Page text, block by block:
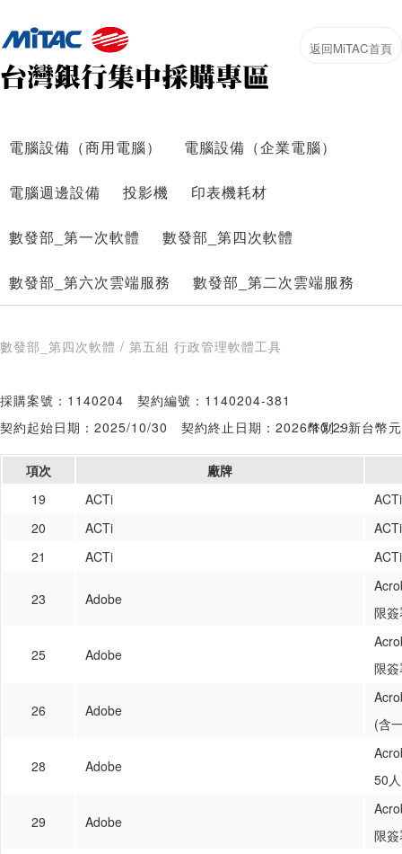
電腦設備（商用電腦） 電腦設備（企業電腦）
電腦週邊設備 投影機 印表機耗材
數發部_第一次軟體 數發部_第四次軟體
數發部_第六次雲端服務 數發部_第二次雲端服務
數發部_第四次軟體 / 第五組 行政管理軟體工具
採購案號：1140204
契約編號：1140204-381
契約起始日期：2025/10/30
契約終止日期：2026/10/29幣別：新台幣元
項次
廠牌
19
ACTi
20
ACTi
21
ACTi
23 Adobe
限
25 Adobe
限
26 Adobe
(含
28 Adobe
50
29 Adobe
限